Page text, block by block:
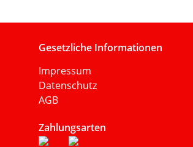
Gesetzliche Informationen
Impressum
Datenschutz
AGB
Zahlungsarten